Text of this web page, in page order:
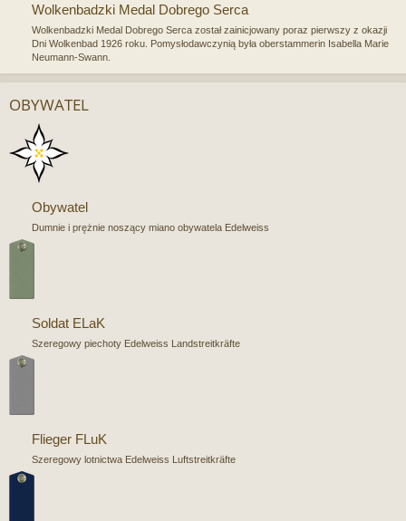
Wolkenbadzki Medal Dobrego Serca
Wolkenbadzki Medal Dobrego Serca został zainicjowany poraz pierwszy z okazji
Dni Wolkenbad 1926 roku. Pomysłodawczynią była oberstammerin Isabella Marie
Neumann-Swann.
OBYWATEL
Obywatel
Dumnie i prężnie noszący miano obywatela Edelweiss
Soldat ELaK
Szeregowy piechoty Edelweiss Landstreitkräfte
Flieger FLuK
Szeregowy lotnictwa Edelweiss Luftstreitkräfte